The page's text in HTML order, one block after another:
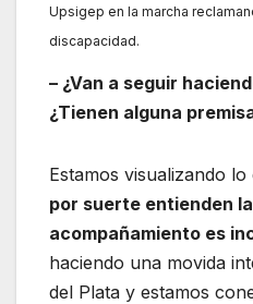
Upsigep en la marcha
discapacidad.
– ¿Van a seguir
¿Tienen alguna
Estamos visualizando lo
por suerte entienden
acompañamiento es
haciendo una movida
del Plata y estamos